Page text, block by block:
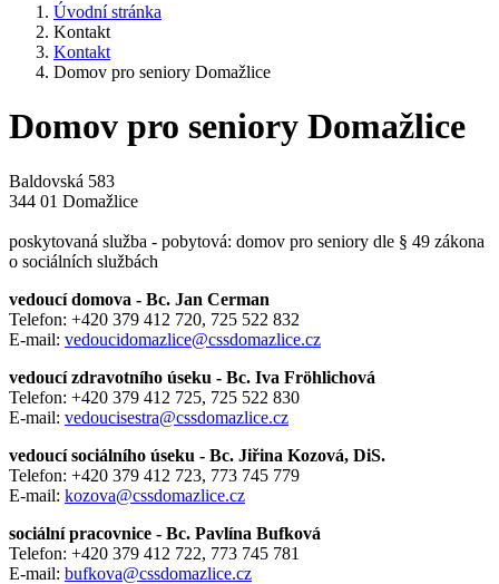
Úvodní stránka
Kontakt
Kontakt
Domov pro seniory Domažlice
Domov pro seniory Domažlice
Baldovská 583
344 01 Domažlice
poskytovaná služba - pobytová: domov pro seniory dle § 49 zákona
o sociálních službách
vedoucí domova - Bc. Jan Cerman
Telefon: +420 379 412 720, 725 522 832
E-mail: vedoucidomazlice@cssdomazlice.cz
vedoucí zdravotního úseku - Bc. Iva Fröhlichová
Telefon: +420 379 412 725, 725 522 830
E-mail: vedoucisestra@cssdomazlice.cz
vedoucí sociálního úseku - Bc. Jiřina Kozová, DiS.
Telefon: +420 379 412 723, 773 745 779
E-mail: kozova@cssdomazlice.cz
sociální pracovnice - Bc. Pavlína Bufková
Telefon: +420 379 412 722, 773 745 781
E-mail: bufkova@cssdomazlice.cz